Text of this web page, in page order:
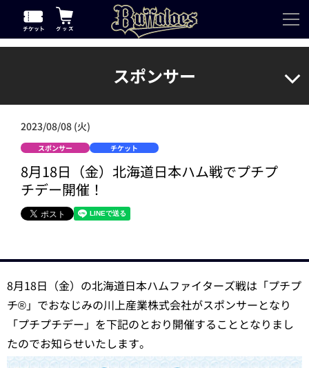
スポンサー
2023/08/08 (火)
スポンサー チケット
8月18日（金）北海道日本ハム戦でプチプ
チデー開催！
8月18日（金）の北海道日本ハムファイターズ戦は「プチプ
チ®」でおなじみの川上産業株式会社がスポンサーとなり
「プチプチデー」を下記のとおり開催することとなりまし
たのでお知らせいたします。